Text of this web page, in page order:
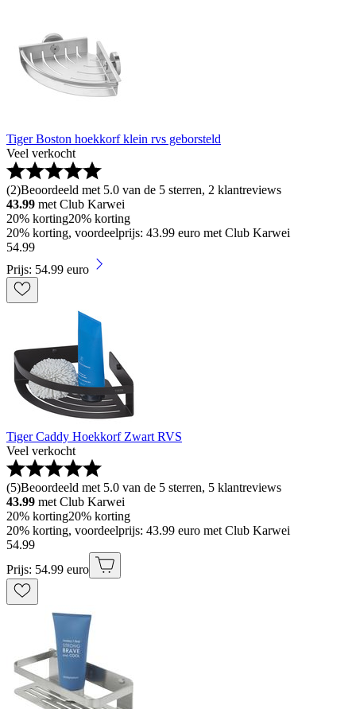
Tiger Boston hoekkorf klein rvs geborsteld
Veel verkocht
(2)Beoordeeld met 5.0 van de 5 sterren, 2 klantreviews
43.99 met Club Karwei
20% korting20% korting
20% korting, voordeelprijs: 43.99 euro met Club Karwei
54.99
Prijs: 54.99 euro
Tiger Caddy Hoekkorf Zwart RVS
Veel verkocht
(5)Beoordeeld met 5.0 van de 5 sterren, 5 klantreviews
43.99 met Club Karwei
20% korting20% korting
20% korting, voordeelprijs: 43.99 euro met Club Karwei
54.99
Prijs: 54.99 euro